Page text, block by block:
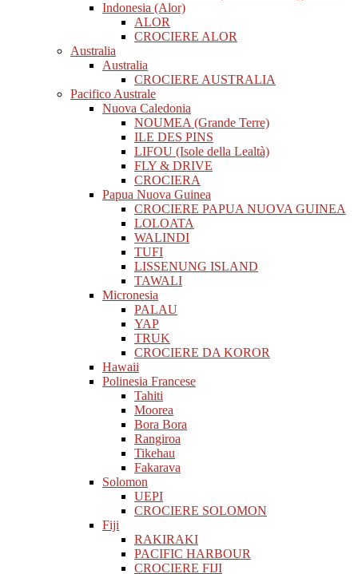
Indonesia (Alor)
ALOR
CROCIERE ALOR
Australia
Australia
CROCIERE AUSTRALIA
Pacifico Australe
Nuova Caledonia
NOUMEA (Grande Terre)
ILE DES PINS
LIFOU (Isole della Lealtà)
FLY & DRIVE
CROCIERA
Papua Nuova Guinea
CROCIERE PAPUA NUOVA GUINEA
LOLOATA
WALINDI
TUFI
LISSENUNG ISLAND
TAWALI
Micronesia
PALAU
YAP
TRUK
CROCIERE DA KOROR
Hawaii
Polinesia Francese
Tahiti
Moorea
Bora Bora
Rangiroa
Tikehau
Fakarava
Solomon
UEPI
CROCIERE SOLOMON
Fiji
RAKIRAKI
PACIFIC HARBOUR
CROCIERE FIJI